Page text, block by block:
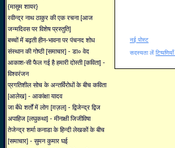
{मासूम शायर}
रवीन्द्र नाथ ठाकुर की एक रचना [आज
जन्मदिवस पर विशेष प्रस्तुति]
बच्चों में बढ़ती हीन-भावना पर पंचनद शोध
संस्थान की गोष्ठी [समाचार] - डा० वेद
आकाश-सी फैल गई है हमारी दोस्ती [कविता] -
विश्वरंजन
प्रगतिशील सोच के अन्तर्विरोधों के बीच कविता
[आलेख] - आकांक्षा यादव
जा बँधे शर्तों में लोग [ग़ज़ल] - द्विजेन्द्र द्विज
अपाहिज [लघुकथा] - मीनाक्षी जिजीविषा
तेजेन्द्र शर्मा कनाडा के हिन्दी लेखकों के बीच
[समाचार] - सुमन कुमार घई
नई पोस्ट
सदस्यता लें